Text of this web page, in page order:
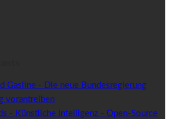
Gasline - Die neue Bundesregierung
vorantreiben
- Künstliche Intelligenz - Open-Source